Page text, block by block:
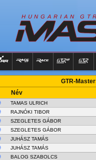
H U N G A R I A N G T
GTR-
Név
TAMAS ULRICH
RAJNÓKI TIBOR
SZEGLETES GÁBOR
SZEGLETES GÁBOR
JUHÁSZ TAMÁS
JUHÁSZ TAMÁS
BALOG SZABOLCS